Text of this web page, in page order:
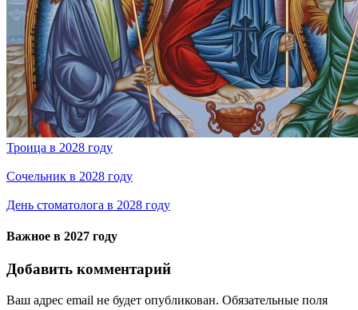
Троица в 2028 году
Сочельник в 2028 году
День стоматолога в 2028 году
Важное в 2027 году
Добавить комментарий
Ваш адрес email не будет опубликован. Обязательные поля